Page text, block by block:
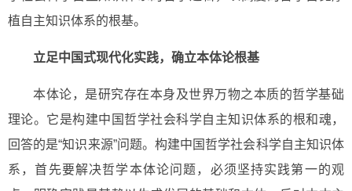
植自主知识体系的根基。
立足中国式现代化实践，确立本体论根基
本体论，是研究存在本身及世界万物之本质的哲学基础
理论。它是构建中国哲学社会科学自主知识体系的根和魂，
回答的是“知识来源”问题。构建中国哲学社会科学自主知识体
系，首先要解决哲学本体论问题，必须坚持实践第一的观